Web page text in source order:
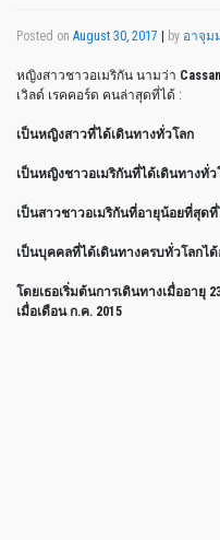
Posted on August 30, 2017 | by อาจุม
หญิงสาวชาวอเมริกัน นามว่า
เวิลด์ เรคคอร์ด คนล่าสุดที่ได้ :
เป็นหญิงสาวที่ได้เดินทางทั่วโลก
เป็นหญิงชาวอเมริกันที่ได้เดินทางทั่ว
เป็นสาวชาวอเมริกันที่อายุน้อยที่สุด
เป็นบุคคลที่ได้เดินทางครบทั่วโลกได้
โดยเธอเริ่มต้นการเดินทางเมื่ออายุ
เมื่อเดือน ก.ค. 2015